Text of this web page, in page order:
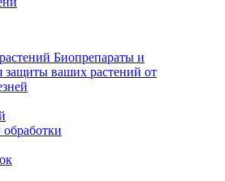
Биопрепараты и
защиты ваших растений от